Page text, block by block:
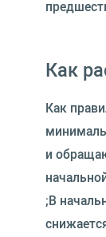
Как
Как
и
;В